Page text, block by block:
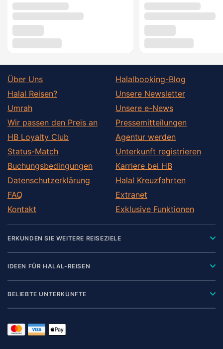
Über Uns
Halal Reisen?
Umrah
Wir passen den Preis an
HB Loyalty Club
Status-Match
Buchungsbedingungen
Datenschutzerklärung
FAQ
Kontakt
Halalbooking-Blog
Unsere Newsletter
Unsere e-News
Pressemitteilungen
Agentur werden
Unterkunft registrieren
Karriere bei HB
Halal Kreuzfahrten
Extranet
Exklusive Funktionen
ERKUNDEN SIE WEITERE REISEZIELE
IDEEN FÜR HALAL-REISEN
BELIEBTE UNTERKÜNFTE